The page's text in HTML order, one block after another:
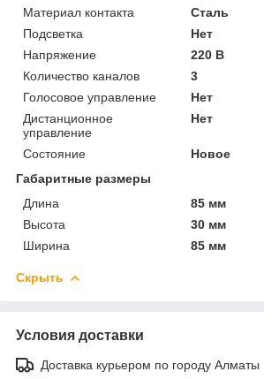
Материал контакта
Сталь
Подсветка
Нет
Напряжение
220 В
Количество каналов
3
Голосовое управление
Нет
Дистанционное
управление
Нет
Состояние
Новое
Габаритные размеры
Длина
85 мм
Высота
30 мм
Ширина
85 мм
Скрыть
Условия доставки
Доставка курьером по городу Алматы